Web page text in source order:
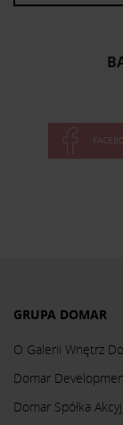
GRUPA DOMAR
O Galerii Wnętrz
Domar
Domar Spółka